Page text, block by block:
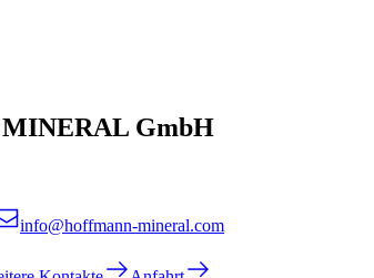
GmbH
info@hoffmann-mineral.com